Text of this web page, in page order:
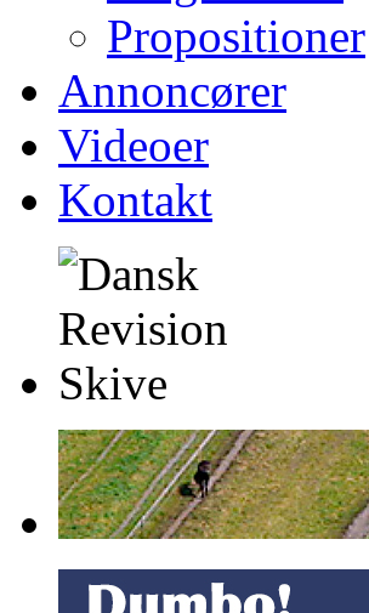
Propositioner
Annoncører
Videoer
Kontakt